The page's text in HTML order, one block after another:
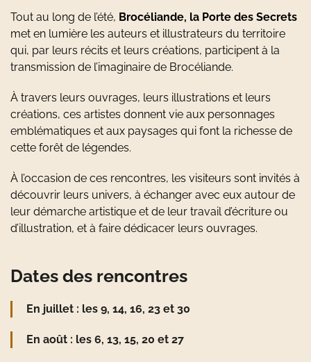
Tout au long de l’été, Brocéliande, la Porte des Secrets
met en lumière les auteurs et illustrateurs du territoire
qui, par leurs récits et leurs créations, participent à la
transmission de l’imaginaire de Brocéliande.
À travers leurs ouvrages, leurs illustrations et leurs
créations, ces artistes donnent vie aux personnages
emblématiques et aux paysages qui font la richesse de
cette forêt de légendes.
À l’occasion de ces rencontres, les visiteurs sont invités à
découvrir leurs univers, à échanger avec eux autour de
leur démarche artistique et de leur travail d’écriture ou
d’illustration, et à faire dédicacer leurs ouvrages.
Dates des rencontres
En juillet : les 9, 14, 16, 23 et 30
En août : les 6, 13, 15, 20 et 27